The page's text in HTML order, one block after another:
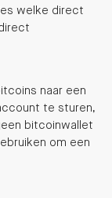
welke direct
naar een
te sturen,
bitcoinwallet
om een